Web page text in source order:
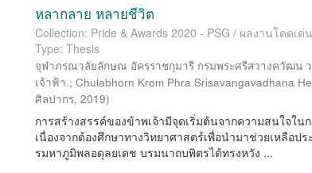
หลากลาย หลายชีวิต
Collection: Pride & Awards 2020 - PSG / ผลงานโดดเ
Type: Thesis
จุฬาภรณวลัยลักษณ อัครราชกุมารี กรมพระศรีสวางควัฒน ว
เจ้าฟ้า.;Chulabhorn Krom Phra Srisavangavadhana
ศิลปากร,2019)
การสร้างสรรค์ของข้าพเจ้ามีจุดเริ่มต้นจากความสนใจใน
เนื่องจากต้องศึกษาทางวิทยาศาสตร์เพื่อนำมาช่วยเหลือ
รมหาภูมิพลอดุลยเดช บรมนาถบพิตรได้ทรงหวัง ...